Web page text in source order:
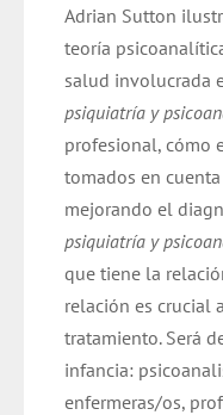
era:
$ 30.000.$
Adrian Sutton
teoría
salud involucrada
psiquiatría y
profesional, cómo
tomados en
mejorando el
psiquiatría y
que tiene la
relación es crucial
tratamiento. Será
infancia:
enfermeras/os,